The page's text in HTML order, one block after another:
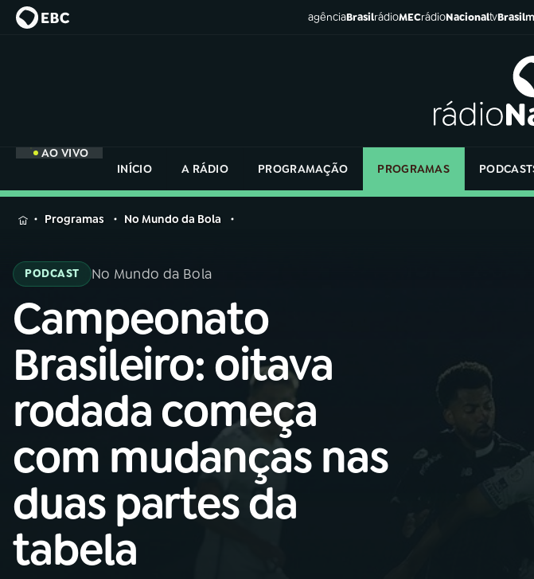
agênciaBrasilrádioMECrádioNacionaltvBrasil
AO VIVO
INÍCIO
A RÁDIO PROGRAMAÇÃO PROGRAMAS
MENU
Buscar
na
Rádio
Nacional
AO VIVO
01INÍCIO
02 A RÁDIO
PROGRAMAÇÃO
04PROGRAMAS
na
Rádio
Programas No Mundo da Bola
PODCAST No Mundo da Bola
Campeonato
Brasileiro: oitava
rodada começa
com mudanças nas
duas partes da
tabela